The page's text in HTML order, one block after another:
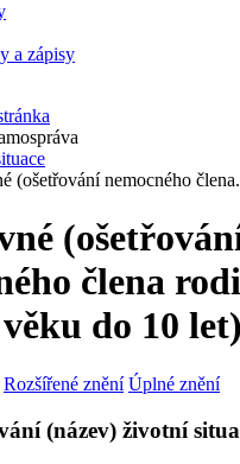
a zápisy
(ošetřování nemocného
člena
do 10 let)
Rozšířené znění Úplné znění
(název) životní